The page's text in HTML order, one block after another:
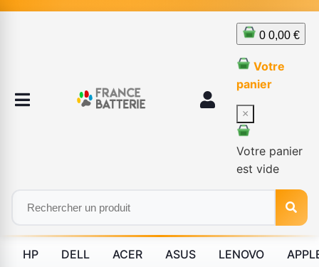
0 0,00 €
Votre
panier
×
Votre panier
est vide
HP DELL ACER ASUS LENOVO